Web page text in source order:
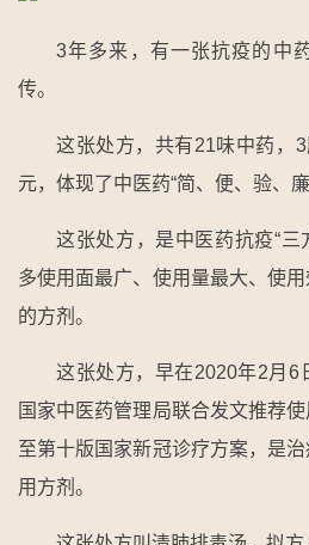
3年多来，有一张抗疫的中
传。
这张处方，共有21味中药，
元，体现了中医药“简、便、验、廉
这张处方，是中医药抗疫“三
多使用面最广、使用量最大、使
的方剂。
这张处方，早在2020年2月6
国家中医药管理局联合发文推荐
至第十版国家新冠诊疗方案，是
用方剂。